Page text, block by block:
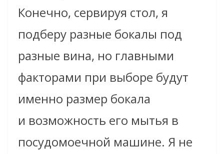
Конечно, сервируя стол, я
подберу разные бокалы под
разные вина, но главными
факторами при выборе будут
именно размер бокала
и возможность его мытья в
посудомоечной машине. Я не